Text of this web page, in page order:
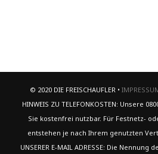
© 2020 DIE FREISCHAUFLER •
HINWEIS ZU TELEFONKOSTEN: Unsere
Sie kostenfrei nutzbar. Für Festnetz-
entstehen je nach Ihrem genutzten
UNSERER E-MAIL ADRESSE: Die